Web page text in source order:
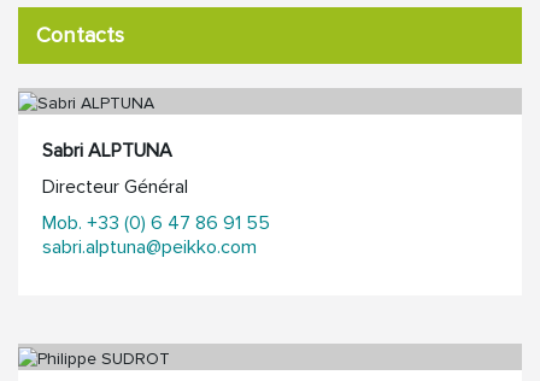
Contacts
Sabri ALPTUNA
Directeur Général
Mob. +33 (0) 6 47 86 91 55
sabri.alptuna@peikko.com